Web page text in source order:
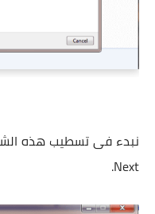
نبدء فى تسطيب هذه
Next.